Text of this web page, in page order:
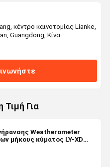
κέντρο καινοτομίας Lianke,
Guangdong, Κίνα.
Για
Weatherometer
μήκους κύματος LY-XD